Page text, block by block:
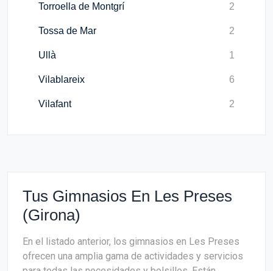
Torroella de Montgrí 2
Tossa de Mar 2
Ullà 1
Vilablareix 6
Vilafant 2
Tus Gimnasios En Les Preses
(Girona)
En el listado anterior, los gimnasios en Les Preses
ofrecen una amplia gama de actividades y servicios